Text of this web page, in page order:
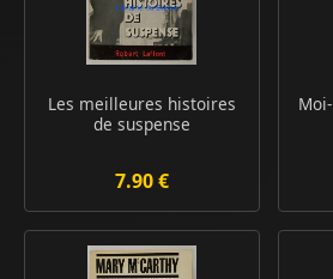
Les meilleures histoires
de suspense
7.90 €